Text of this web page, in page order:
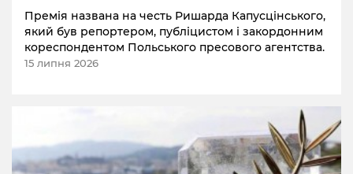
Премія названа на честь Ришарда Капусцінського,
який був репортером, публіцистом і закордонним
кореспондентом Польського пресового агентства.
15 липня 2026